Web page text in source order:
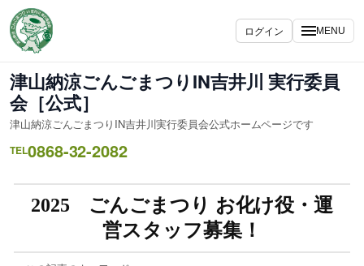
ログイン MENU
津山納涼ごんごまつりIN吉井川 実行委員
会［公式］
津山納涼ごんごまつりIN吉井川実行委員会公式ホームページです
TEL0868-32-2082
2025 ごんごまつり お化け役・運
営スタッフ募集！